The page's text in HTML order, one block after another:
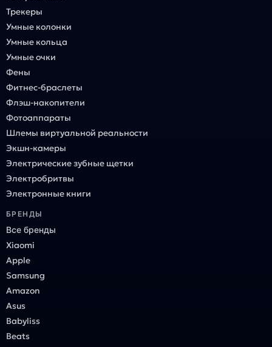
Трекеры
Умные колонки
Умные кольца
Умные очки
Фены
Фитнес-браслеты
Флэш-накопители
Фотоаппараты
Шлемы виртуальной реальности
Экшн-камеры
Электрические зубные щетки
Электробритвы
Электронные книги
БРЕНДЫ
Все бренды
Xiaomi
Apple
Samsung
Amazon
Asus
Babyliss
Beats